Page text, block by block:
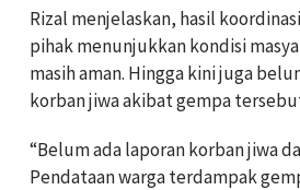
Rizal menjelaskan, hasil
pihak menunjukkan kondisi
masih aman. Hingga kini juga
korban jiwa akibat gempa
“Belum ada laporan korban jiwa
Pendataan warga terdampak